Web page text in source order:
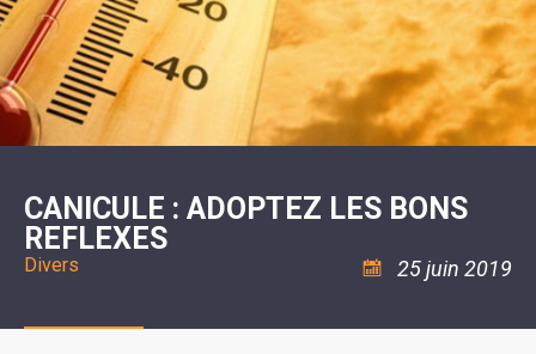
20ÈME
SIÈCLE
RÉUNIONS
DU
CONSEIL
MUNICIPAL
ARRÊTÉS
ET
DÉCISIONS
DU
MAIRE
DE
LA
MINORITÉ
LES
ÉCOLES
/
LE
COLLÈGE
ESPACE
JEUNES
11
ANS
ASSOCIATION
COULÉE
ENVIRONNEMENT
L'EAU
ET
L'ASSAINISSEMENT
LA
RÉSIDENCE
AUTONOMIE
LA
POLICE
MUNICIPALE
SÉCURITÉ
MAJEURS
DE
MUSIQUE
L'ÉCOLE
COMMUNAUTAIRE
DE
DANSE
LA
PISCINE
VOIE
VERTE
VISITES
ET
DÉCOUVERTES
LES
RANDONNÉES
LE
CAMPING-
CARS
TENTES
ET
CARAVANES
FLUVIALE
CANICULE : ADOPTEZ LES BONS
REFLEXES
Divers 25 juin 2019